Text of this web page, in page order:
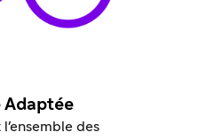
Adaptée
des